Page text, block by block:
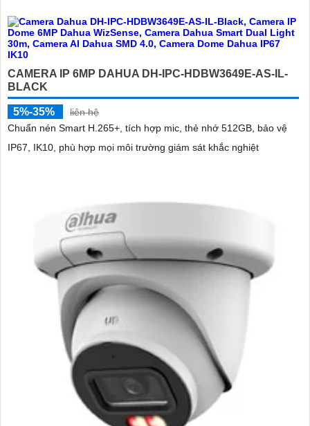
CAMERA IP 6MP DAHUA DH-IPC-HDBW3649E-AS-IL-
BLACK
5%-35%
liên hệ
Chuẩn nén Smart H.265+, tích hợp mic, thẻ nhớ 512GB, bảo vệ
IP67, IK10, phù hợp mọi môi trường giám sát khắc nghiệt